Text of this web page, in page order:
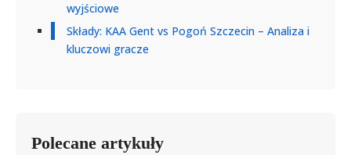
wyjściowe
Składy: KAA Gent vs Pogoń Szczecin – Analiza i
kluczowi gracze
Polecane artykuły